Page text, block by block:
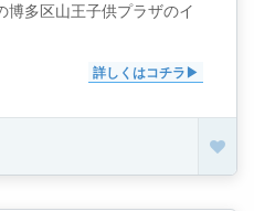
多区山王子供プラザのイ
詳しくはコチラ